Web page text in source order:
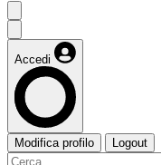
Accedi
Modifica profilo Logout